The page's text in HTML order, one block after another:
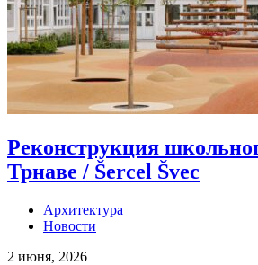
Реконструкция
Трнаве / Šercel Švec
Архитектура
Новости
2 июня, 2026